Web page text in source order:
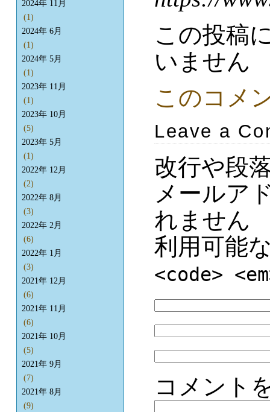
この投稿
いません
このコメ
Leave a
改行や段
メールア
れません
利用可能
<code>
コメント
2024年 11月
(1)
2024年 6月
(1)
2024年 5月
(1)
2023年 11月
(1)
2023年 10月
(5)
2023年 5月
(1)
2022年 12月
(2)
2022年 8月
(3)
2022年 2月
(6)
2022年 1月
(3)
2021年 12月
(6)
2021年 11月
(6)
2021年 10月
(5)
2021年 9月
(7)
2021年 8月
(9)